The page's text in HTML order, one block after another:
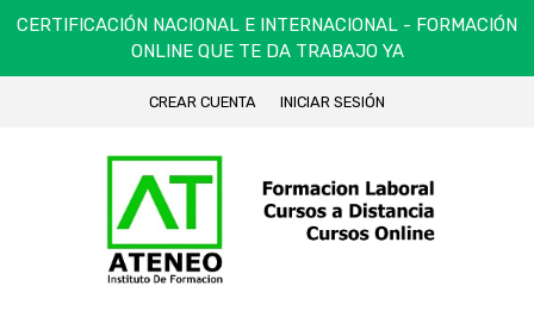
CERTIFICACIÓN NACIONAL E INTERNACIONAL - FORMACIÓN
ONLINE QUE TE DA TRABAJO YA
CREAR CUENTA INICIAR SESIÓN